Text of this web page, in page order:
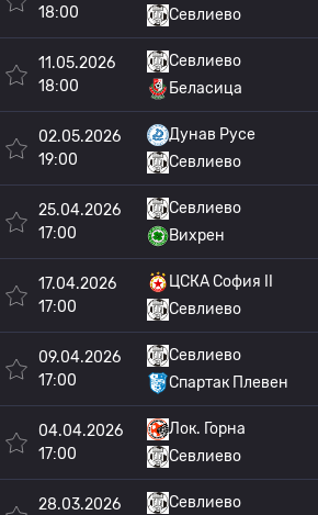
18:00
Севлиево
11.05.2026
18:00
Севлиево
Беласица
02.05.2026
19:00
Дунав Русе
Севлиево
25.04.2026
17:00
Севлиево
Вихрен
17.04.2026
17:00
ЦСКА София II
Севлиево
09.04.2026
17:00
Севлиево
Спартак Плевен
04.04.2026
17:00
Лок. Горна
Севлиево
28.03.2026
Севлиево